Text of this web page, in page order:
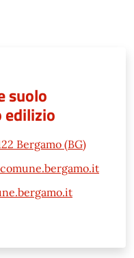
suolo
edilizio
Bergamo (BG)